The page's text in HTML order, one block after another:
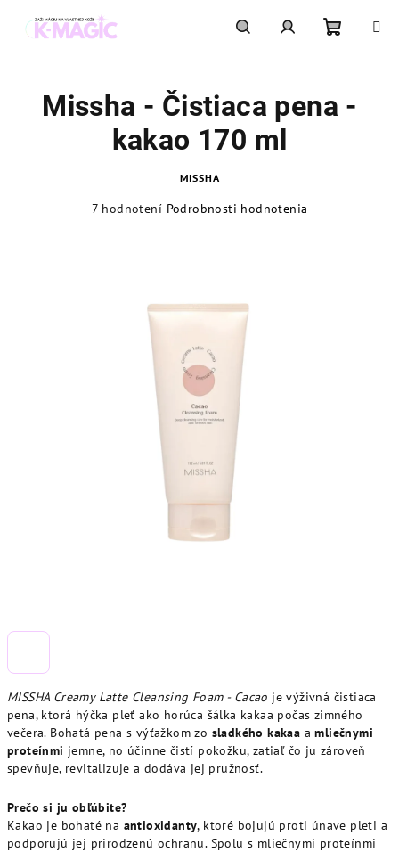
košík
MISSHA Creamy Latte Cleansing Foam - Cacao je výživná čistiaca
pena, ktorá hýčka pleť ako horúca šálka kakaa počas zimného
večera. Bohatá pena s výťažkom zo sladkého kakaa amliečnymi
proteínmi jemne, no účinne čistí pokožku, zatiaľ čo ju zároveň
spevňuje, revitalizuje a dodáva jej pružnosť.
Prečo si ju obľúbite?
Kakao je bohaté na antioxidanty, ktoré bojujú proti únave pleti a
podporujú jej prirodzenú ochranu. Spolu s mliečnymi proteínmi
Missha - Čistiaca pena -
kakao 170 ml
MISSHA
7 hodnotení Podrobnosti hodnotenia